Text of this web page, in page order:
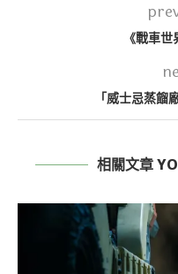
《戰車
「威士忌蒸餾
相關文章